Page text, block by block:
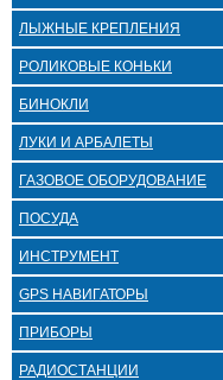
ЛЫЖНЫЕ КРЕПЛЕНИЯ
РОЛИКОВЫЕ КОНЬКИ
БИНОКЛИ
ЛУКИ И АРБАЛЕТЫ
ГАЗОВОЕ ОБОРУДОВАНИЕ
ПОСУДА
ИНСТРУМЕНТ
GPS НАВИГАТОРЫ
ПРИБОРЫ
РАДИОСТАНЦИИ